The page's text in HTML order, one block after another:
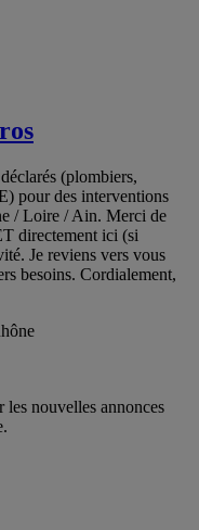
(plombiers,
pour des interventions
/ Loire / Ain. Merci de
directement ici (si
Je reviens vers vous
besoins. Cordialement,
nouvelles annonces